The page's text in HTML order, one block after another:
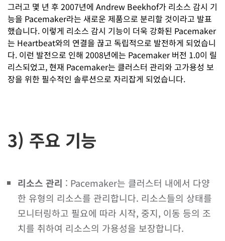
그러고 몇 년 후 2007년에 Andrew Beekhof가 리소스 감시 기
능을 Pacemaker라는 새로운 제품으로 분리할 것이라고 발표
했습니다. 이렇게 리소스 감시 기능이 더욱 강화된 Pacemaker
는 Heartbeat와의 연결을 끊고 독립적으로 발전하게 되었습니
다. 이런 발전으로 인해 2008년에는 Pacemaker 버전 1.0이 릴
리스되었고, 현재 Pacemaker는 클러스터 관리와 고가용성 보
장을 위한 필수적인 솔루션으로 자리잡게 되었습니다.
3) 주요 기능
리소스 관리 : Pacemaker는 클러스터 내에서 다양
한 유형의 리소스를 관리합니다. 리소스들의 상태를
모니터링하고 필요에 따라 시작, 중지, 이동 등의 조
치를 취하여 리소스의 가용성을 보장합니다.